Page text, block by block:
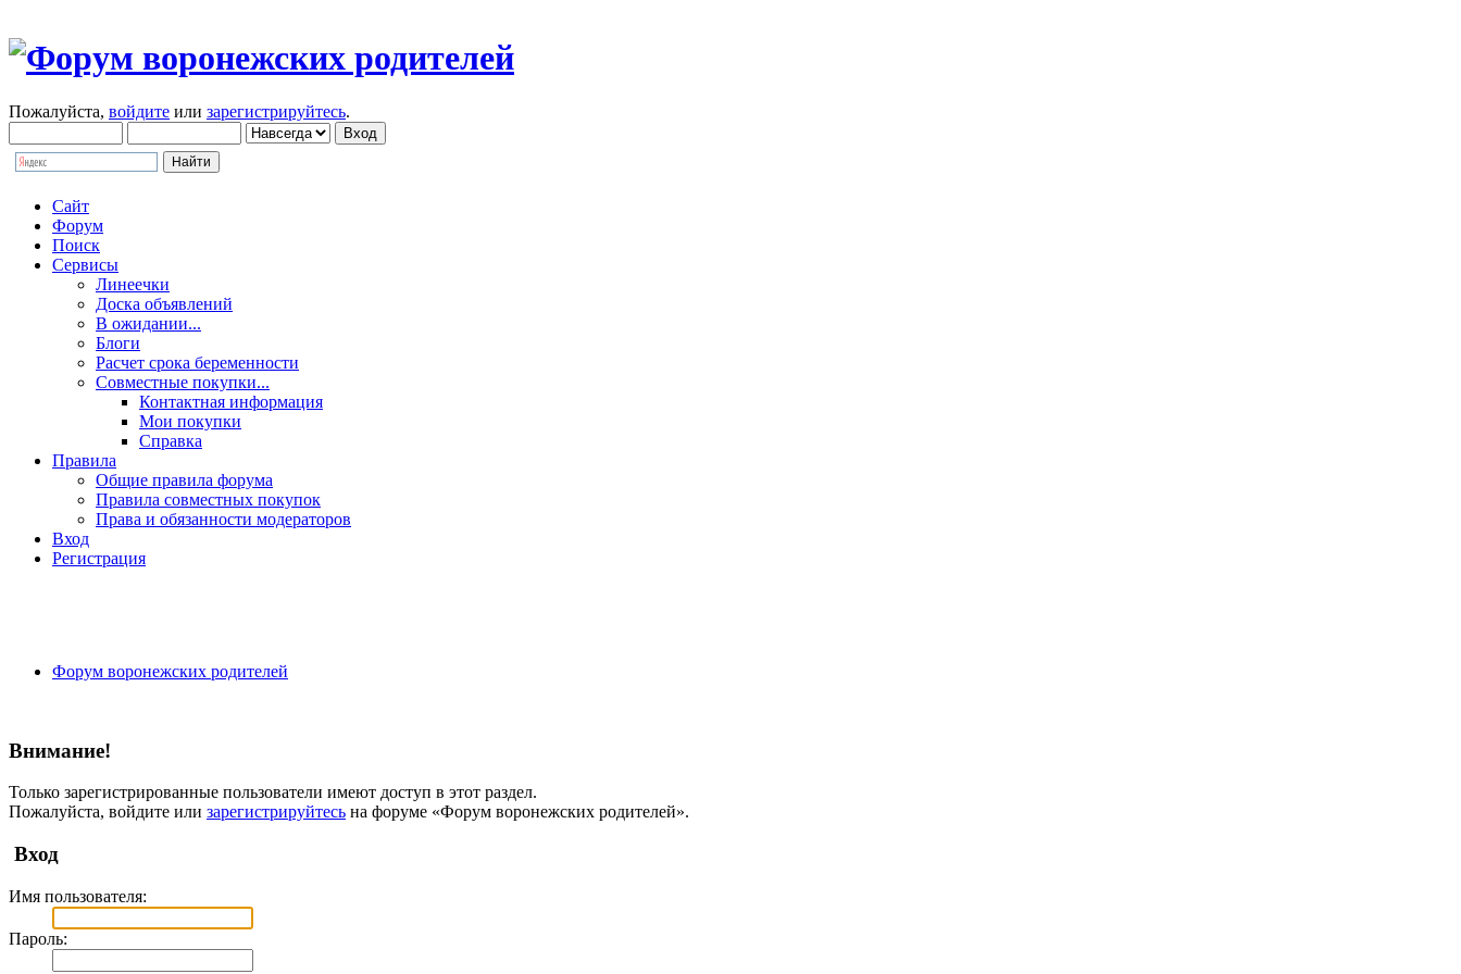
Пожалуйста, войдите или зарегистрируйтесь.
Сайт
Форум
Поиск
Сервисы
Линеечки
Доска объявлений
В ожидании...
Блоги
Расчет срока беременности
Совместные покупки...
Контактная информация
Мои покупки
Справка
Правила
Общие правила форума
Правила совместных покупок
Права и обязанности модераторов
Вход
Регистрация
Форум воронежских родителей
Внимание!
Только зарегистрированные пользователи имеют доступ в этот раздел.
Пожалуйста, войдите или зарегистрируйтесь на форуме «Форум воронежских родителей».
Вход
Имя пользователя:
Пароль: